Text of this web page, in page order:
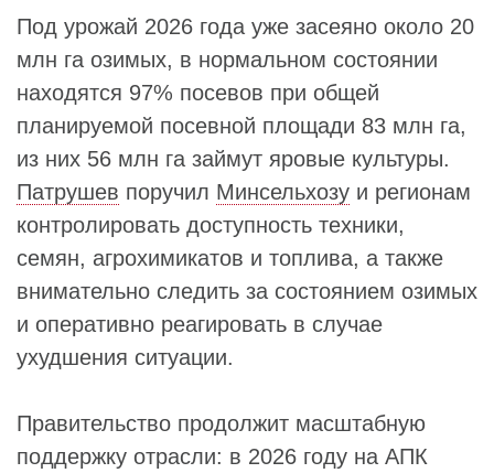
Под урожай 2026 года уже засеяно около 20
млн га озимых, в нормальном состоянии
находятся 97% посевов при общей
планируемой посевной площади 83 млн га,
из них 56 млн га займут яровые культуры.
Патрушев поручил Минсельхозу и регионам
контролировать доступность техники,
семян, агрохимикатов и топлива, а также
внимательно следить за состоянием озимых
и оперативно реагировать в случае
ухудшения ситуации.
Правительство продолжит масштабную
поддержку отрасли: в 2026 году на АПК